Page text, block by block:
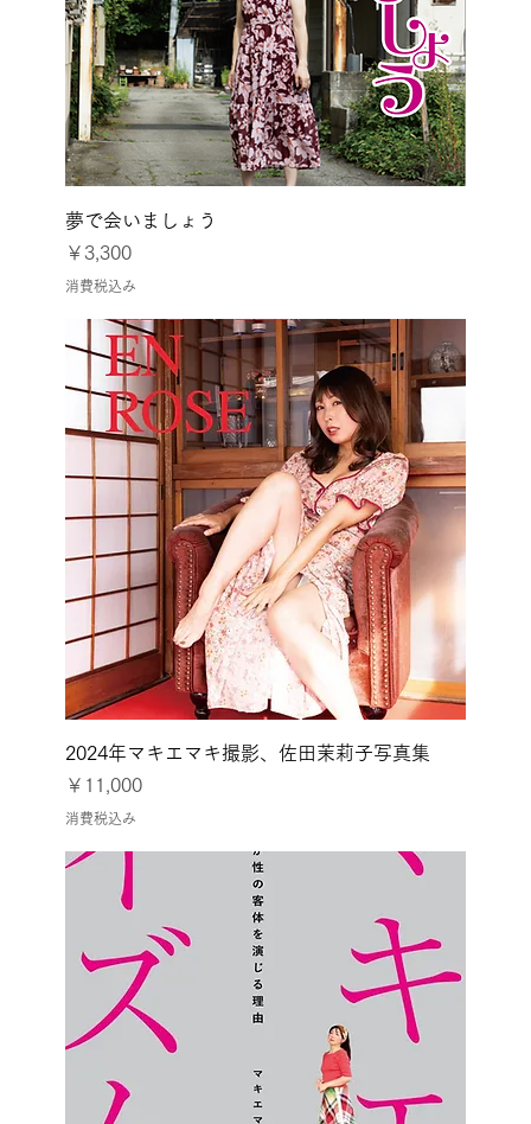
夢で会いましょう
価格
￥3,300
消費税込み
2024年マキエマキ撮影、佐田茉莉子写真集
価格
￥11,000
消費税込み